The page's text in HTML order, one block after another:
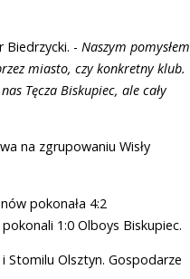
- Naszym pomysłem
miasto, czy konkretny klub.
Tęcza Biskupiec, ale cały
na zgrupowaniu Wisły
pokonała 4:2
1:0 Olboys Biskupiec.
Stomilu Olsztyn. Gospodarze